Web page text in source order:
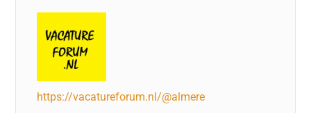
https://vacatureforum.nl/@almere